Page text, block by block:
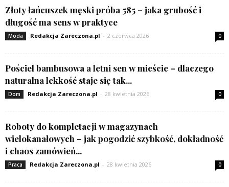
Złoty łańcuszek męski próba 585 – jaka grubość i
długość ma sens w praktyce
Moda Redakcja Zareczona.pl - 2 czerwca 2026 0
Pościel bambusowa a letni sen w mieście – dlaczego
naturalna lekkość staje się tak...
Dom Redakcja Zareczona.pl - 28 kwietnia 2026 0
Roboty do kompletacji w magazynach
wielokanałowych – jak pogodzić szybkość, dokładność
i chaos zamówień...
Praca Redakcja Zareczona.pl - 28 kwietnia 2026 0